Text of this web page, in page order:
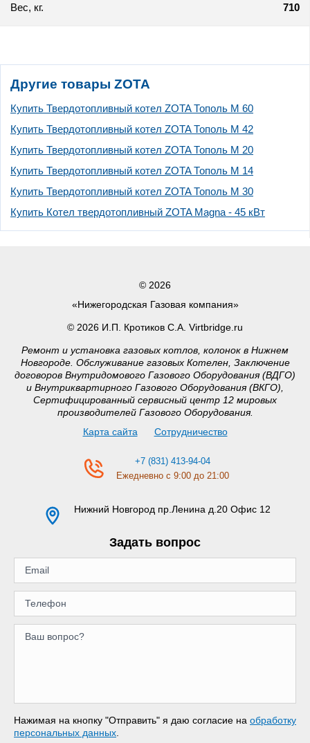
Вес, кг. 710
Другие товары ZOTA
Купить Твердотопливный котел ZOTA Тополь М 60
Купить Твердотопливный котел ZOTA Тополь М 42
Купить Твердотопливный котел ZOTA Тополь М 20
Купить Твердотопливный котел ZOTA Тополь М 14
Купить Твердотопливный котел ZOTA Тополь М 30
Купить Котел твердотопливный ZOTA Magna - 45 кВт
© 2026
«Нижегородская Газовая компания»
© 2026 И.П. Кротиков С.А. Virtbridge.ru
Ремонт и установка газовых котлов, колонок в Нижнем
Новгороде. Обслуживание газовых Котелен, Заключение
договоров Внутридомового Газового Оборудования (ВДГО)
и Внутриквартирного Газового Оборудования (ВКГО),
Сертифицированный сервисный центр 12 мировых
производителей Газового Оборудования.
Карта сайта
Сотрудничество
+7 (831) 413-94-04
Ежедневно с 9:00 до 21:00
Нижний Новгород пр.Ленина д.20 Офис 12
Задать вопрос
Нажимая на кнопку "Отправить" я даю согласие на обработку
персональных данных